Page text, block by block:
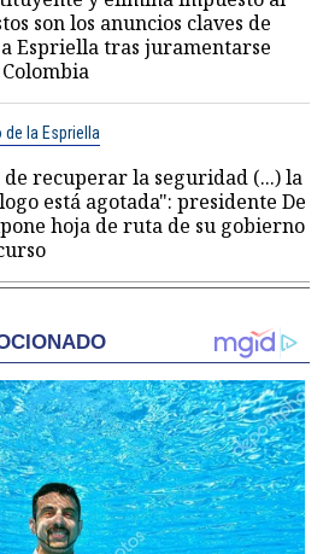
son los anuncios claves de
Espriella tras juramentarse
la Espriella
recuperar la seguridad (...) la
está agotada": presidente De
hoja de ruta de su gobierno